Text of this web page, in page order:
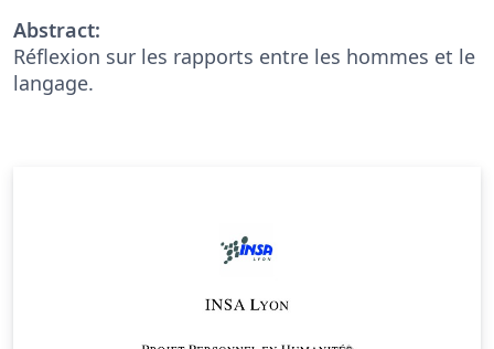
Abstract:
Réflexion sur les rapports entre les hommes et le
langage.